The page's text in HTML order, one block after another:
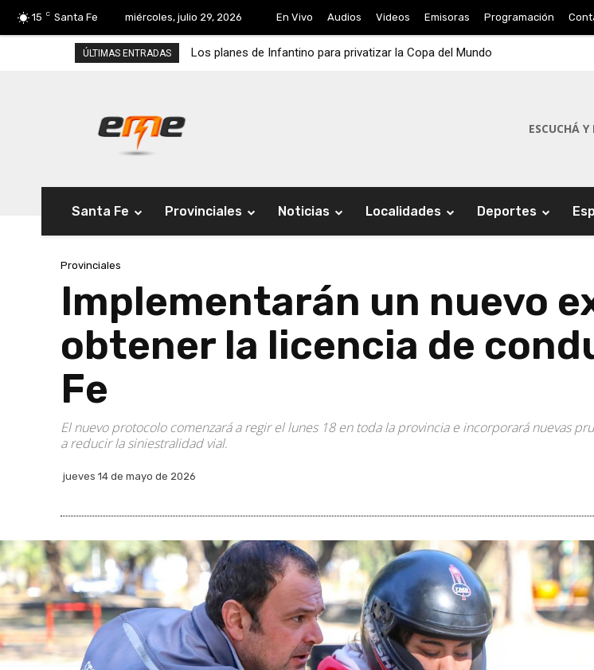
15 C Santa Fe miércoles, julio 29, 2026 En Vivo Audios Videos Emisoras Programación
ÚLTIMAS ENTRADAS Los planes de Infantino para privatizar la Copa del Mundo
ESCUCHÁ
Santa Fe Provinciales Noticias Localidades Deportes
Provinciales
Implementarán un nuevo
obtener la licencia de
Fe
El nuevo protocolo comenzará a regir el lunes 18 en toda la provincia e incorporará nuevas
a reducir la siniestralidad vial.
jueves 14 de mayo de 2026